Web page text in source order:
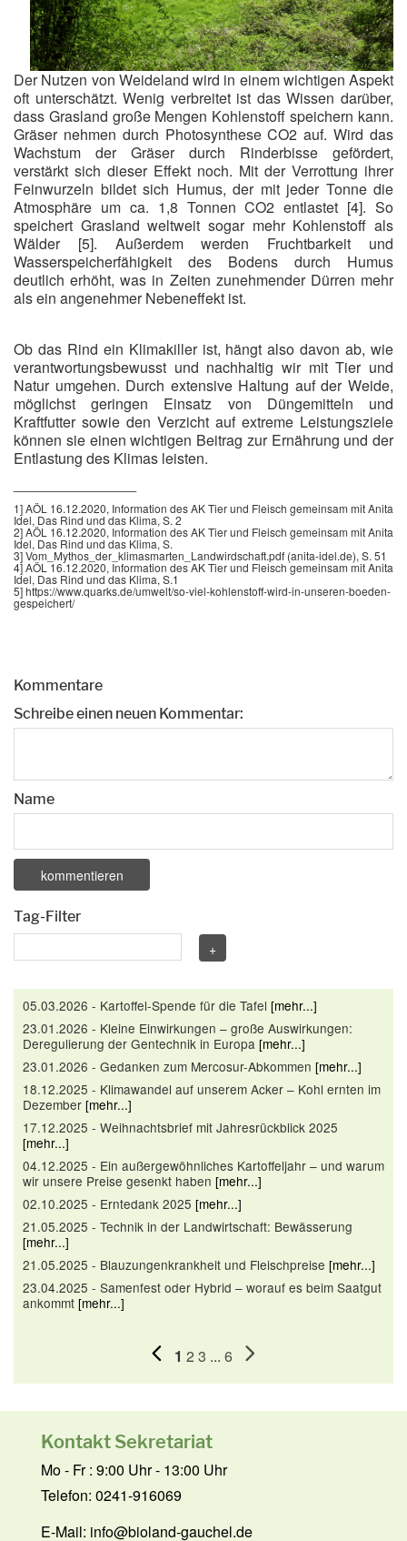
Der Nutzen von Weideland wird in einem wichtigen Aspekt
oft unterschätzt. Wenig verbreitet ist das Wissen darüber,
dass Grasland große Mengen Kohlenstoff speichern kann.
Gräser nehmen durch Photosynthese CO2 auf. Wird das
Wachstum der Gräser durch Rinderbisse gefördert,
verstärkt sich dieser Effekt noch. Mit der Verrottung ihrer
Feinwurzeln bildet sich Humus, der mit jeder Tonne die
Atmosphäre um ca. 1,8 Tonnen CO2 entlastet [4]. So
speichert Grasland weltweit sogar mehr Kohlenstoff als
Wälder [5]. Außerdem werden Fruchtbarkeit und
Wasserspeicherfähigkeit des Bodens durch Humus
deutlich erhöht, was in Zeiten zunehmender Dürren mehr
als ein angenehmer Nebeneffekt ist.
Ob das Rind ein Klimakiller ist, hängt also davon ab, wie
verantwortungsbewusst und nachhaltig wir mit Tier und
Natur umgehen. Durch extensive Haltung auf der Weide,
möglichst geringen Einsatz von Düngemitteln und
Kraftfutter sowie den Verzicht auf extreme Leistungsziele
können sie einen wichtigen Beitrag zur Ernährung und der
Entlastung des Klimas leisten.
1] AÖL 16.12.2020, Information des AK Tier und Fleisch gemeinsam mit Anita
Idel, Das Rind und das Klima, S. 2
2] AÖL 16.12.2020, Information des AK Tier und Fleisch gemeinsam mit Anita
Idel, Das Rind und das Klima, S.
3] Vom_Mythos_der_klimasmarten_Landwirdschaft.pdf (anita-idel.de), S. 51
4] AÖL 16.12.2020, Information des AK Tier und Fleisch gemeinsam mit Anita
Idel, Das Rind und das Klima, S.1
5] https://www.quarks.de/umwelt/so-viel-kohlenstoff-wird-in-unseren-boeden-
gespeichert/
Kommentare
Schreibe einen neuen Kommentar:
Name
Tag-Filter
05.03.2026 - Kartoffel-Spende für die Tafel [mehr...]
23.01.2026 - Kleine Einwirkungen – große Auswirkungen:
Deregulierung der Gentechnik in Europa [mehr...]
23.01.2026 - Gedanken zum Mercosur-Abkommen [mehr...]
18.12.2025 - Klimawandel auf unserem Acker – Kohl ernten im
Dezember [mehr...]
17.12.2025 - Weihnachtsbrief mit Jahresrückblick 2025
[mehr...]
04.12.2025 - Ein außergewöhnliches Kartoffeljahr – und warum
wir unsere Preise gesenkt haben [mehr...]
02.10.2025 - Erntedank 2025 [mehr...]
21.05.2025 - Technik in der Landwirtschaft: Bewässerung
[mehr...]
21.05.2025 - Blauzungenkrankheit und Fleischpreise [mehr...]
23.04.2025 - Samenfest oder Hybrid – worauf es beim Saatgut
ankommt [mehr...]
1 2 3 ... 6
Kontakt Sekretariat
Mo - Fr : 9:00 Uhr - 13:00 Uhr
Telefon: 0241-916069
E-Mail: info@bioland-gauchel.de